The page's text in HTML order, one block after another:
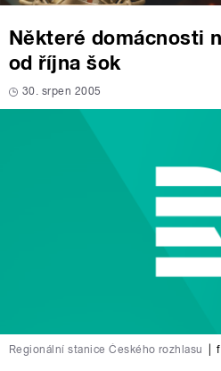
Některé domácnosti
od října šok
30. srpen 2005
Regionální stanice Českého rozhlasu